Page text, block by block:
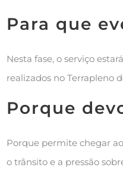
Para que
Nesta fase, o serviço
realizados no Terrapleno
Porque
Porque permite chegar
o trânsito e a pressão